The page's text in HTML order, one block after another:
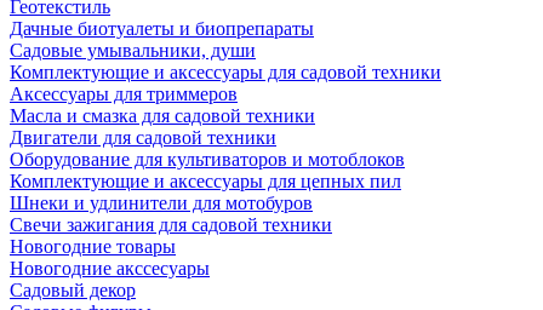
Геотекстиль
Дачные биотуалеты и биопрепараты
Садовые умывальники, души
Комплектующие и аксессуары для садовой техники
Аксессуары для триммеров
Масла и смазка для садовой техники
Двигатели для садовой техники
Оборудование для культиваторов и мотоблоков
Комплектующие и аксессуары для цепных пил
Шнеки и удлинители для мотобуров
Свечи зажигания для садовой техники
Новогодние товары
Новогодние акссесуары
Садовый декор